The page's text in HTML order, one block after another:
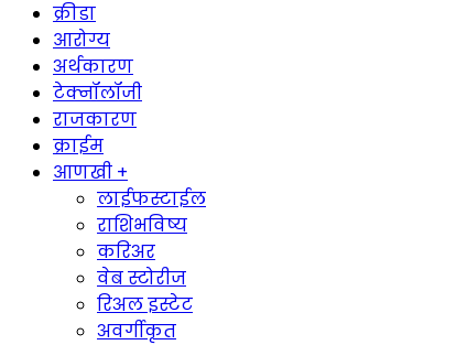
क्रीडा
आरोग्य
अर्थकारण
टेक्नॉलॉजी
राजकारण
क्राईम
आणखी +
लाईफस्टाईल
राशिभविष्य
करिअर
वेब स्टोरीज
रिअल इस्टेट
अवर्गीकृत